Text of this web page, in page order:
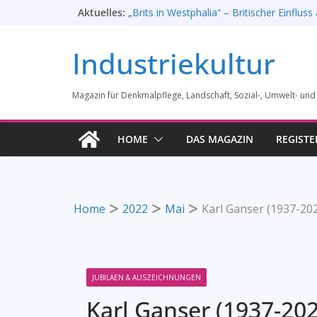
Aktuelles:
Rahmenprogramm der Tagung des
Industriekultur in Augsburg 11/26
Haus für Industriekultur in Darmstadt soll
Erfolgreiche Demo am 1. August 2026
Prof. Dr. Rainer Slotta (1.5.1946-
Gussstahlfabrikation 1860 -1945:
28. Mai 2026 bis 31. Januar 2027
Industriekultur
Magazin für Denkmalpflege, Landschaft, Sozial-, Umwelt-
HOME DAS MAGAZIN
Home 2022 Mai Karl Ganser (1937-
JUBILÄEN & AUSZEICHNUNGEN
Karl Ganser (1937-